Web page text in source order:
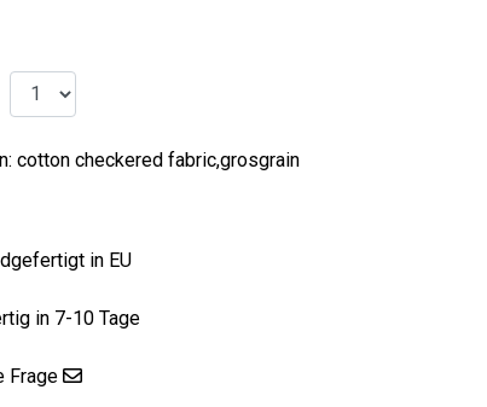
cotton checkered fabric,grosgrain
in EU
in 7-10 Tage
Frage